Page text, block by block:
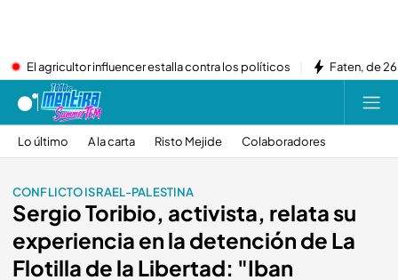
El agricultor influencer estalla contra los políticos Faten, de
Lo último A la carta Risto Mejide Colaboradores
CONFLICTO ISRAEL-PALESTINA
Sergio Toribio, activista, relata su
experiencia en la detención de La
Flotilla de la Libertad: "Iban